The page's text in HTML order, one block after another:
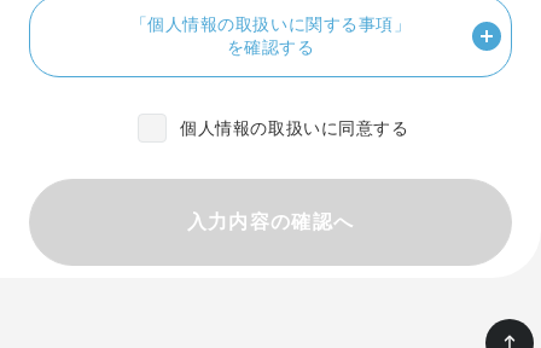
「個人情報の取扱いに関する事項」
を確認する
個人情報の取扱いに同意する